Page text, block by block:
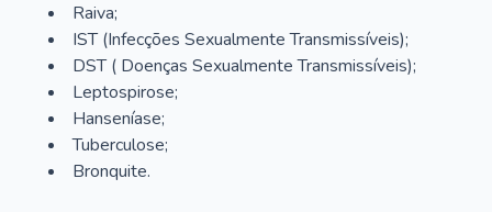
Raiva;
IST (Infecções Sexualmente Transmissíveis);
DST ( Doenças Sexualmente Transmissíveis);
Leptospirose;
Hanseníase;
Tuberculose;
Bronquite.